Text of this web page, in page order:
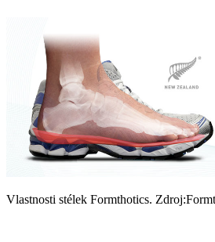
Vlastnosti stélek Formthotics.